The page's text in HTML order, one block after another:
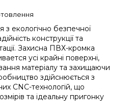
з екологічно безпечної
конструкції та
Захисна ПВХ-кромка
усі крайні поверхні,
матеріалу та захищаючи
здійснюється з
CNC-технологій, що
та ідеальну пригонку